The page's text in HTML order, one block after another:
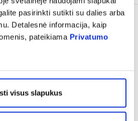
pasirinkti sutikti su dalies arba
Detalesnė informacija, kaip
pateikiama Privatumo
visus slapukus